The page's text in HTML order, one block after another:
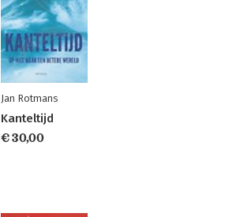
Jan Rotmans
Kanteltijd
€ 30,00